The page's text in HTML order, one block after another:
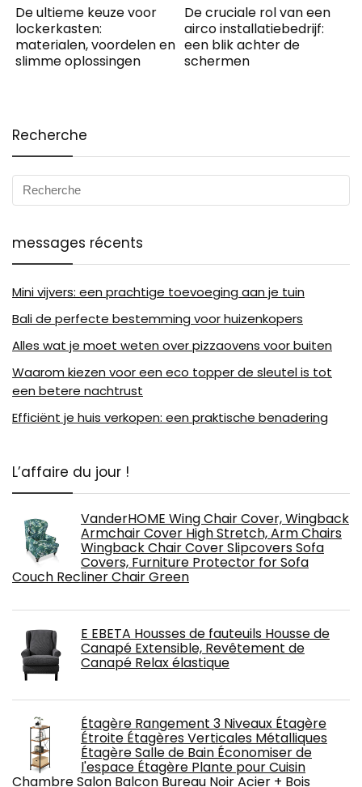
De ultieme keuze voor
lockerkasten:
materialen, voordelen en
slimme oplossingen
De cruciale rol van een
airco installatiebedrijf:
een blik achter de
schermen
Recherche
messages récents
Mini vijvers: een prachtige toevoeging aan je tuin
Bali de perfecte bestemming voor huizenkopers
Alles wat je moet weten over pizzaovens voor buiten
Waarom kiezen voor een eco topper de sleutel is tot
een betere nachtrust
Efficiënt je huis verkopen: een praktische benadering
L’affaire du jour !
VanderHOME Wing Chair Cover, Wingback
Armchair Cover High Stretch, Arm Chairs
Wingback Chair Cover Slipcovers Sofa
Covers, Furniture Protector for Sofa
Couch Recliner Chair Green
E EBETA Housses de fauteuils Housse de
Canapé Extensible, Revêtement de
Canapé Relax élastique
Étagère Rangement 3 Niveaux Étagère
Étroite Étagères Verticales Métalliques
Étagère Salle de Bain Économiser de
l'espace Étagère Plante pour Cuisin
Chambre Salon Balcon Bureau Noir Acier + Bois